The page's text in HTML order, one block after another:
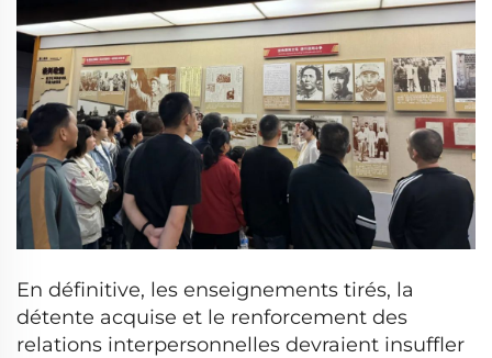
En définitive, les enseignements tirés, la
détente acquise et le renforcement des
relations interpersonnelles devraient insuffler